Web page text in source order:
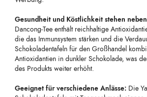
Gesundheit und Köstlichkeit stehen
Dancong-Tee enthält reichhaltige
die das Immunsystem stärken und die
Schokoladentafeln für den Großhandel
Antioxidantien in dunkler Schokolade, was
des Produkts weiter erhöht.
Geeignet für verschiedene Anlässe: Die